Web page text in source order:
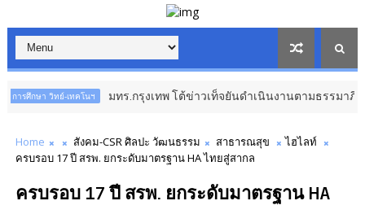
ย์-เทคโนฯ มทร.กรุงเทพ โต้ข่าวเท็จยันดำเนินงานตามธรรมาภิบาล จ่อดำ
Home สังคม-CSR ศิลปะ วัฒนธรรม​ สาธารณสุข
​​ไฮไลท์
ครบรอบ 17 ปี สรพ. ยกระดับมาตรฐาน HA ไทยสู่สากล
ครบรอบ 17 ปี สรพ. ยกระดับมาตรฐาน HA